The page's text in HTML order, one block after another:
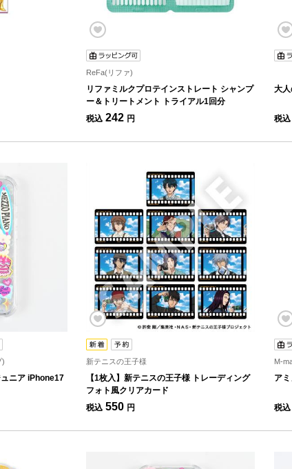
ReFa(リファ)
リファミルクプロテインストレート シャンプ
ー＆トリートメント トライアル1回分
税込 242 円
大
税込
)
ニア iPhone17
新テニスの王子様
【1枚入】新テニスの王子様 トレーディング
フォト風クリアカード
税込 550 円
M-
ア
税込